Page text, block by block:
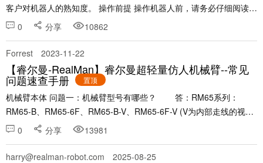
客户对机器人的熟知度。 操作前提 操作机器人前，请务必仔细阅读
《睿尔曼机器人用户手册》，用户需在了解安全知识的基础上才可使
0 分享 10862
Forrest 2023-11-22
【睿尔曼-RealMan】睿尔曼超轻量仿人机械臂--常见
问题速查手册 置顶
机械臂本体 问题一：机械臂型号有哪些？ 答：RM65系列：
RM65-B、RM65-6F、RM65-B-V、RM65-6F-V (V为内部走线的视觉
版机械臂) &n......
0 分享 13981
harry@realman-robot.com 2025-08-25